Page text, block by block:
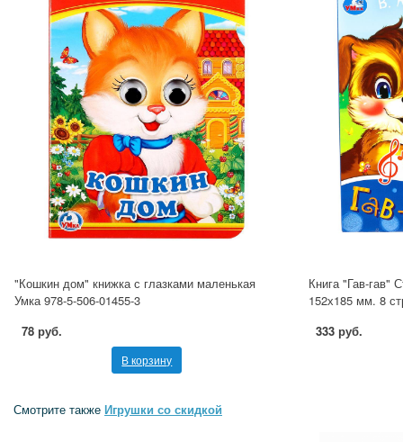
"Кошкин дом" книжка с глазками маленькая
Умка 978-5-506-01455-3
78 руб.
В корзину
Книга "Гав-гав"
152х185 мм. 8
333 руб.
Смотрите также Игрушки со скидкой